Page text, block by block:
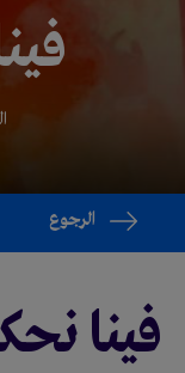
الرجوع
فينا